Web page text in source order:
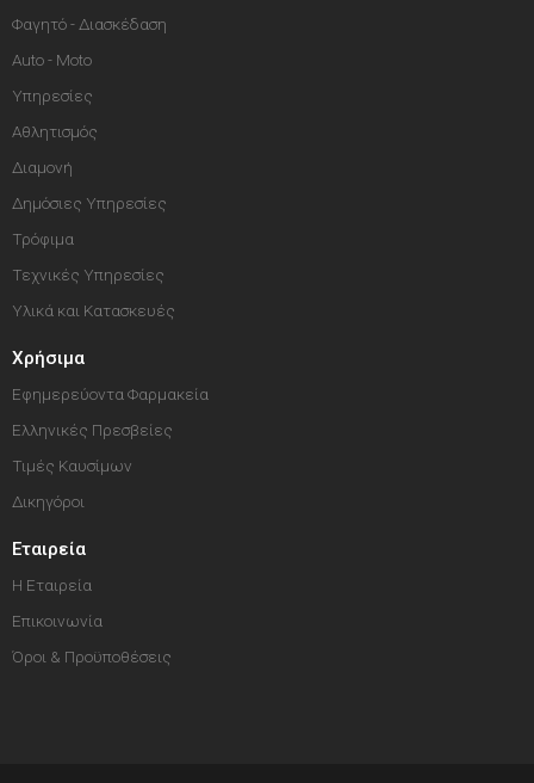
Φαγητό - Διασκέδαση
Auto - Moto
Υπηρεσίες
Αθλητισμός
Διαμονή
Δημόσιες Υπηρεσίες
Τρόφιμα
Τεχνικές Υπηρεσίες
Υλικά και Κατασκευές
Χρήσιμα
Εφημερεύοντα Φαρμακεία
Ελληνικές Πρεσβείες
Τιμές Καυσίμων
Δικηγόροι
Εταιρεία
Η Εταιρεία
Επικοινωνία
Όροι & Προϋποθέσεις